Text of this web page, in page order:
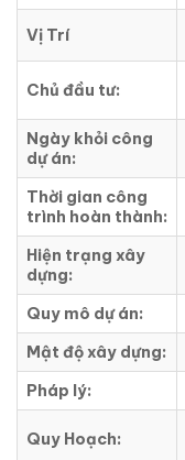
Vị Trí
Chủ đầu tư:
Ngày khỏi công
dự án:
Thời gian công
trình hoàn thành:
Hiện trạng xây
dựng:
Quy mô dự án:
Mật độ xây dựng:
Pháp lý:
Quy Hoạch: